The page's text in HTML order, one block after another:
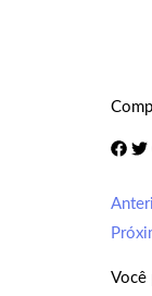
Você